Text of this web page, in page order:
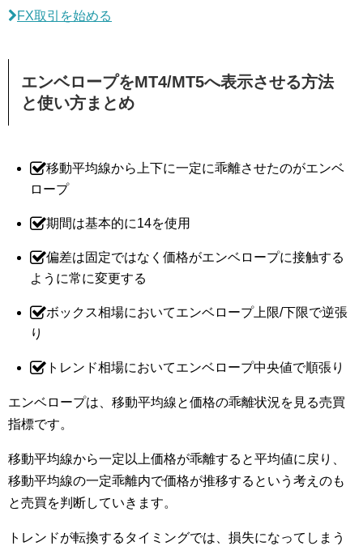
FX取引を始める
エンベロープをMT4/MT5へ表示させる方法
と使い方まとめ
移動平均線から上下に一定に乖離させたのがエンベ
ロープ
期間は基本的に14を使用
偏差は固定ではなく価格がエンベロープに接触する
ように常に変更する
ボックス相場においてエンベロープ上限/下限で逆張
り
トレンド相場においてエンベロープ中央値で順張り
エンベロープは、移動平均線と価格の乖離状況を見る売買
指標です。
移動平均線から一定以上価格が乖離すると平均値に戻り、
移動平均線の一定乖離内で価格が推移するという考えのも
と売買を判断していきます。
トレンドが転換するタイミングでは、損失になってしまう